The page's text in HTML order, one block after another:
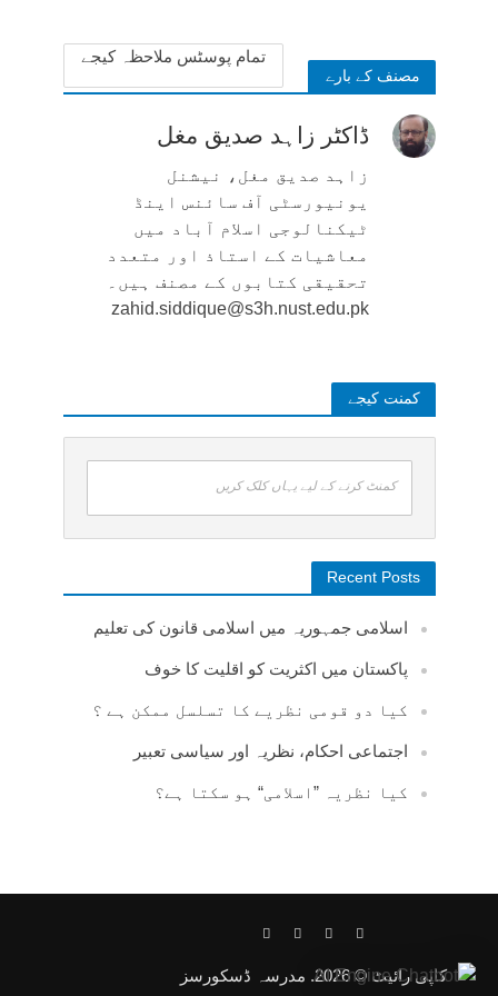
مصنف کے بارے
تمام پوسٹس ملاحظہ کیجے
ڈاکٹر زاہد صدیق مغل
زاہد صدیق مغل، نیشنل
یونیورسٹی آف سائنس اینڈ
ٹیکنالوجی اسلام آباد میں
معاشیات کے استاذ اور متعدد
تحقیقی کتابوں کے مصنف ہیں۔
zahid.siddique@s3h.nust.edu.pk
کمنت کیجے
کمنٹ کرنے کے لیے یہاں کلک کریں
Recent Posts
اسلامی جمہوریہ میں اسلامی قانون کی تعلیم
پاکستان میں اکثریت کو اقلیت کا خوف
کیا دو قومی نظریے کا تسلسل ممکن ہے ؟
اجتماعی احکام، نظریہ اور سیاسی تعبیر
کیا نظریہ ”اسلامی“ ہو سکتا ہے؟
کاپی رائیٹ © 2026. مدرسہ ڈسکورسز